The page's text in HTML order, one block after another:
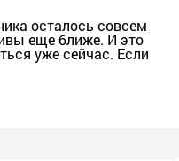
осталось совсем
еще ближе. И это
уже сейчас. Если